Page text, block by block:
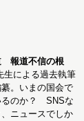
報道不信の根
生による過去執筆
。いまの国会で
るのか？ SNSな
ニュースでしか